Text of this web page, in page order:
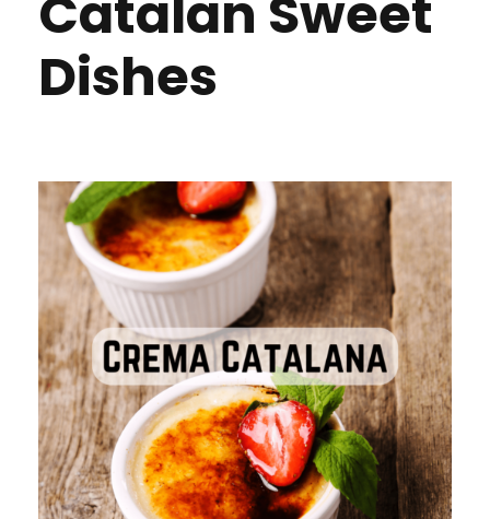
Catalan Sweet
Dishes